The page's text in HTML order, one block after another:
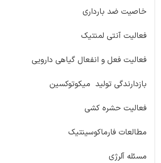
خاصیت ضد بارداری
فعالیت آنتی لمنتیک
فعالیت فعل و انفعال گیاهی دارویی
بازدارندگی تولید میکوتوکسین
فعالیت حشره کشی
مطالعات فارماکوسینتیک
مسئله آلرژی